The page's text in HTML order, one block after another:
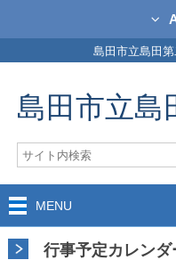
島田市立島田
島田市立島
MENU
行事予定カレンダ